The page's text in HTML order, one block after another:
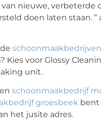
nieuwe, verbeterde
doen laten staan. ”
Kies voor Glossy
unit.
schoonmaakbedrijf
groesbeek bent
het jusite adres.